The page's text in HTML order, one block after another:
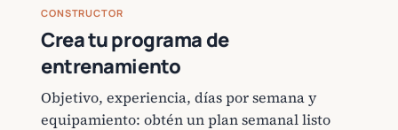
CONSTRUCTOR
Crea tu programa de
entrenamiento
Objetivo, experiencia, días por semana y
equipamiento: obtén un plan semanal listo